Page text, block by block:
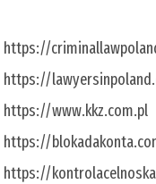
https://
https://
https://www.kkz.com.pl
https://
https://